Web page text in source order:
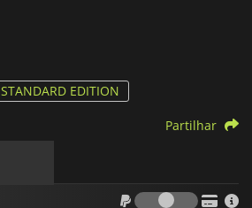
STANDARD EDITION
Partilhar
Taxas